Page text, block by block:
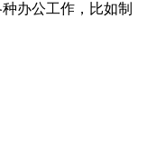
办公工作，比如制